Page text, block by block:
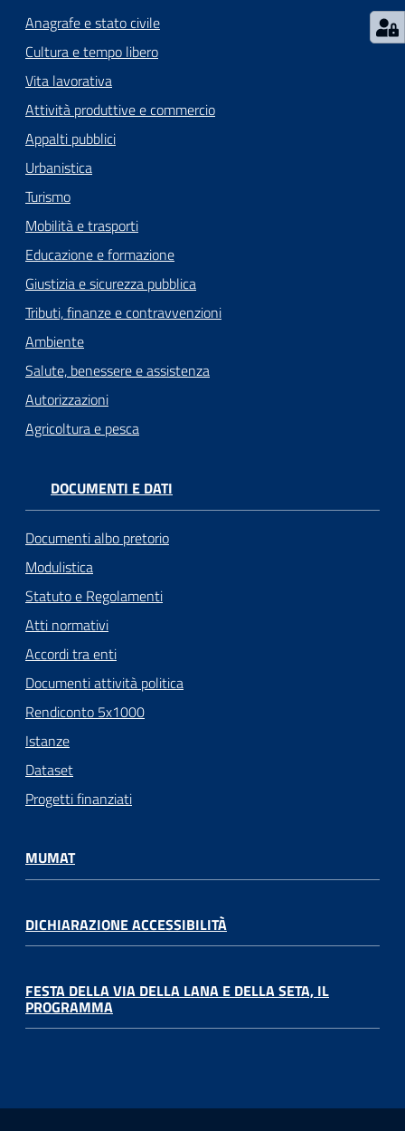
Anagrafe e stato civile
Cultura e tempo libero
Vita lavorativa
Attività produttive e commercio
Appalti pubblici
Urbanistica
Turismo
Mobilità e trasporti
Educazione e formazione
Giustizia e sicurezza pubblica
Tributi, finanze e contravvenzioni
Ambiente
Salute, benessere e assistenza
Autorizzazioni
Agricoltura e pesca
DOCUMENTI E DATI
Documenti albo pretorio
Modulistica
Statuto e Regolamenti
Atti normativi
Accordi tra enti
Documenti attività politica
Rendiconto 5x1000
Istanze
Dataset
Progetti finanziati
MUMAT
DICHIARAZIONE ACCESSIBILITÀ
FESTA DELLA VIA DELLA LANA E DELLA SETA, IL
PROGRAMMA